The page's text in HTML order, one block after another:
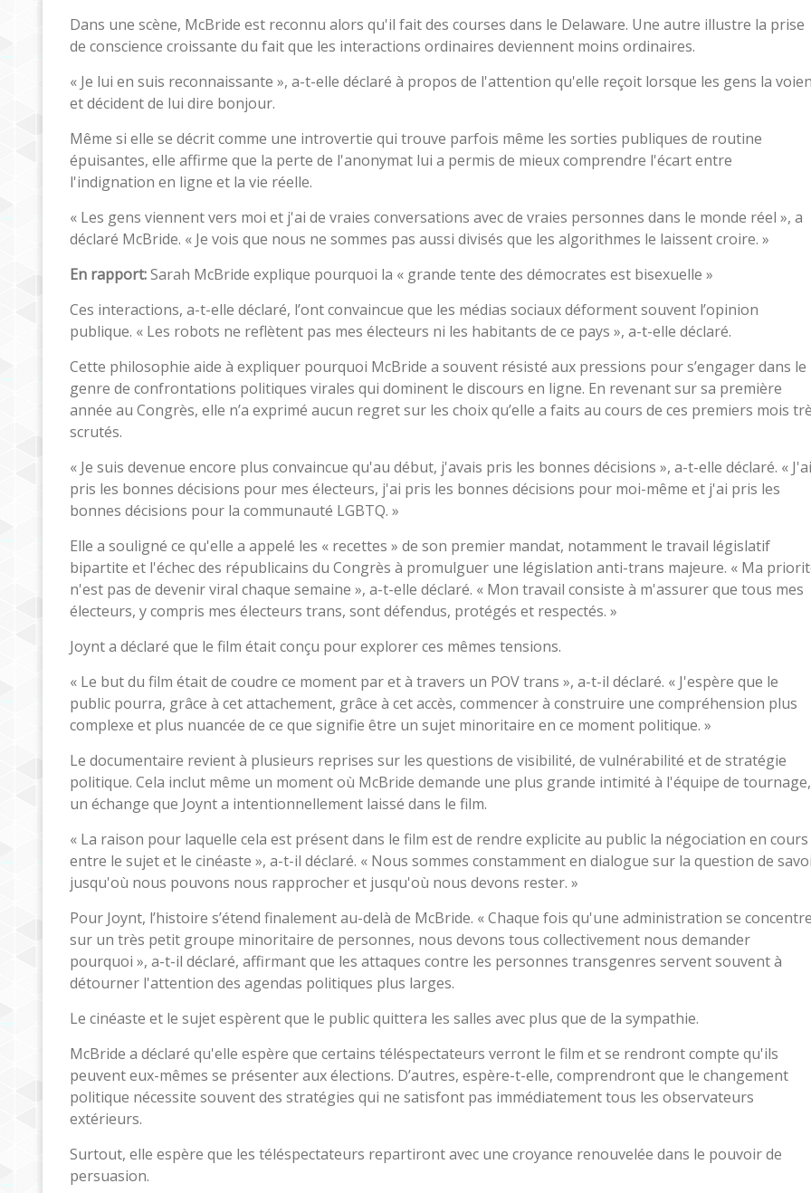
Dans une scène, McBride est reconnu alors qu'il fait des courses dans le Delaware. Une autre illustre la prise
de conscience croissante du fait que les interactions ordinaires deviennent moins ordinaires.
« Je lui en suis reconnaissante », a-t-elle déclaré à propos de l'attention qu'elle reçoit lorsque les gens la
et décident de lui dire bonjour.
Même si elle se décrit comme une introvertie qui trouve parfois même les sorties publiques de routine
épuisantes, elle affirme que la perte de l'anonymat lui a permis de mieux comprendre l'écart entre
l'indignation en ligne et la vie réelle.
« Les gens viennent vers moi et j'ai de vraies conversations avec de vraies personnes dans le monde réel », a
déclaré McBride. « Je vois que nous ne sommes pas aussi divisés que les algorithmes le laissent croire. »
En rapport:Sarah McBride explique pourquoi la « grande tente des démocrates est bisexuelle »
Ces interactions, a-t-elle déclaré, l’ont convaincue que les médias sociaux déforment souvent l’opinion
publique. « Les robots ne reflètent pas mes électeurs ni les habitants de ce pays », a-t-elle déclaré.
Cette philosophie aide à expliquer pourquoi McBride a souvent résisté aux pressions pour s’engager dans le
genre de confrontations politiques virales qui dominent le discours en ligne. En revenant sur sa première
année au Congrès, elle n’a exprimé aucun regret sur les choix qu’elle a faits au cours de ces premiers mois
scrutés.
« Je suis devenue encore plus convaincue qu'au début, j'avais pris les bonnes décisions », a-t-elle déclaré. « J'ai
pris les bonnes décisions pour mes électeurs, j'ai pris les bonnes décisions pour moi-même et j'ai pris les
bonnes décisions pour la communauté LGBTQ. »
Elle a souligné ce qu'elle a appelé les « recettes » de son premier mandat, notamment le travail législatif
bipartite et l'échec des républicains du Congrès à promulguer une législation anti-trans majeure. « Ma
n'est pas de devenir viral chaque semaine », a-t-elle déclaré. « Mon travail consiste à m'assurer que tous mes
électeurs, y compris mes électeurs trans, sont défendus, protégés et respectés. »
Joynt a déclaré que le film était conçu pour explorer ces mêmes tensions.
« Le but du film était de coudre ce moment par et à travers un POV trans », a-t-il déclaré. « J'espère que le
public pourra, grâce à cet attachement, grâce à cet accès, commencer à construire une compréhension plus
complexe et plus nuancée de ce que signifie être un sujet minoritaire en ce moment politique. »
Le documentaire revient à plusieurs reprises sur les questions de visibilité, de vulnérabilité et de stratégie
politique. Cela inclut même un moment où McBride demande une plus grande intimité à l'équipe de tournage,
un échange que Joynt a intentionnellement laissé dans le film.
« La raison pour laquelle cela est présent dans le film est de rendre explicite au public la négociation en cours
entre le sujet et le cinéaste », a-t-il déclaré. « Nous sommes constamment en dialogue sur la question de
jusqu'où nous pouvons nous rapprocher et jusqu'où nous devons rester. »
Pour Joynt, l’histoire s’étend finalement au-delà de McBride. « Chaque fois qu'une administration se
sur un très petit groupe minoritaire de personnes, nous devons tous collectivement nous demander
pourquoi », a-t-il déclaré, affirmant que les attaques contre les personnes transgenres servent souvent à
détourner l'attention des agendas politiques plus larges.
Le cinéaste et le sujet espèrent que le public quittera les salles avec plus que de la sympathie.
McBride a déclaré qu'elle espère que certains téléspectateurs verront le film et se rendront compte qu'ils
peuvent eux-mêmes se présenter aux élections. D’autres, espère-t-elle, comprendront que le changement
politique nécessite souvent des stratégies qui ne satisfont pas immédiatement tous les observateurs
extérieurs.
Surtout, elle espère que les téléspectateurs repartiront avec une croyance renouvelée dans le pouvoir de
persuasion.